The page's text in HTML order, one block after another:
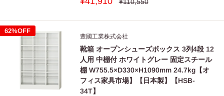
す。
直接水のかかる場所や水気の多い場所ではサビが発生する
恐れがあります。
扉や引出しの内側に手を添えたまま操作をしないでくださ
い。
価
格
¥110,550
62%OFF
豊國工業株式会社
靴箱 オープンシューズボックス 3列4段 12
人用 中棚付 ホワイトグレー 固定スチール
棚 W755.5×D330×H1090mm 24.7kg【オ
フィス家具市場】【日本製】【HSB-
34T】